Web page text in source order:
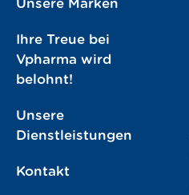
Unsere Marken
Ihre Treue bei
Vpharma wird
belohnt!
Unsere
Dienstleistungen
Kontakt